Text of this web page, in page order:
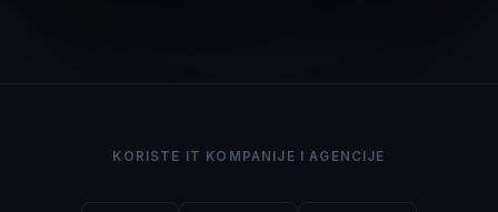
KORISTE IT KOMPANIJE I AGENCIJE